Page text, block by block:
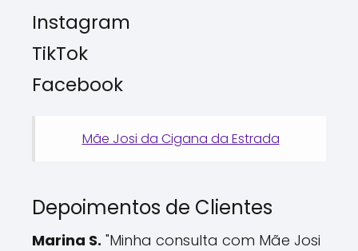
Instagram
TikTok
Facebook
Mãe Josi da Cigana da Estrada
Depoimentos de Clientes
Marina S. "Minha consulta com Mãe Josi